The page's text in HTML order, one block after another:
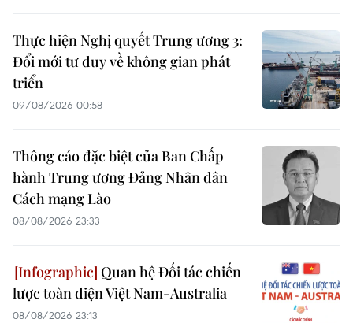
Thực hiện Nghị quyết Trung ương 3:
Đổi mới tư duy về không gian phát
triển
09/08/2026 00:58
Thông cáo đặc biệt của Ban Chấp
hành Trung ương Đảng Nhân dân
Cách mạng Lào
08/08/2026 23:33
Quan hệ Đối tác chiến
lược toàn diện Việt Nam-Australia
08/08/2026 23:13